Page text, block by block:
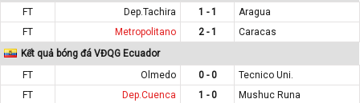
FT
Dep.Tachira 1 - 1
Aragua
FT
Metropolitano 2 - 1
Caracas
Kết quả bóng đá VĐQG Ecuador
FT
Olmedo 0 - 0
Tecnico Uni.
FT
Dep.Cuenca 1 - 0
Mushuc Runa